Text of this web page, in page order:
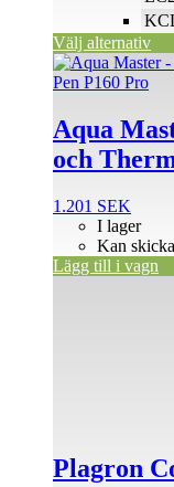
Välj alternativ
Aqua
och
1.201 SEK
I lager
Kan
Lägg till i vagn
Plagron